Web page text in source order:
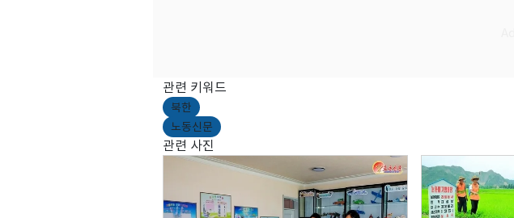
관련 키워드
북한
노동신문
관련 사진